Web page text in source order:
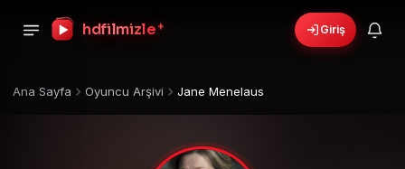
hdfilmizle + Giriş
Ana Sayfa Oyuncu Arşivi Jane Menelaus